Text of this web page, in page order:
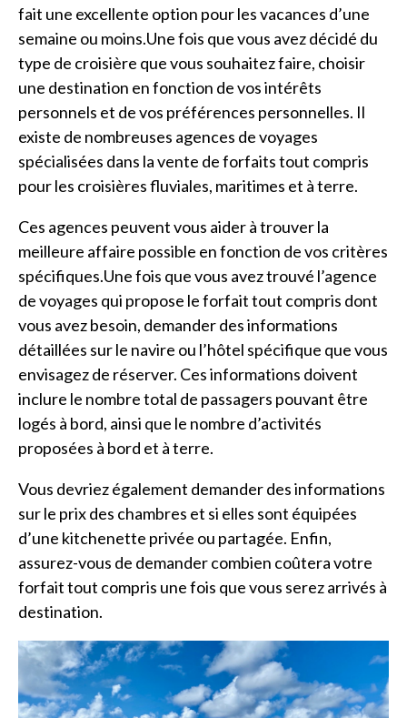
fait une excellente option pour les vacances d’une
semaine ou moins.Une fois que vous avez décidé du
type de croisière que vous souhaitez faire, choisir
une destination en fonction de vos intérêts
personnels et de vos préférences personnelles. Il
existe de nombreuses agences de voyages
spécialisées dans la vente de forfaits tout compris
pour les croisières fluviales, maritimes et à terre.
Ces agences peuvent vous aider à trouver la
meilleure affaire possible en fonction de vos critères
spécifiques.Une fois que vous avez trouvé l’agence
de voyages qui propose le forfait tout compris dont
vous avez besoin, demander des informations
détaillées sur le navire ou l’hôtel spécifique que vous
envisagez de réserver. Ces informations doivent
inclure le nombre total de passagers pouvant être
logés à bord, ainsi que le nombre d’activités
proposées à bord et à terre.
Vous devriez également demander des informations
sur le prix des chambres et si elles sont équipées
d’une kitchenette privée ou partagée. Enfin,
assurez-vous de demander combien coûtera votre
forfait tout compris une fois que vous serez arrivés à
destination.